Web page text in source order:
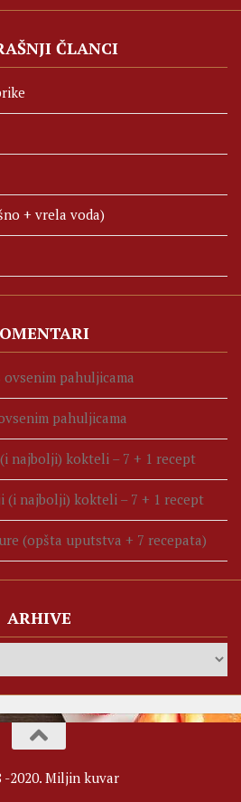
ČLANCI
+ vrela voda)
ovsenim pahuljicama
pahuljicama
najbolji) kokteli – 7 + 1 recept
(i najbolji) kokteli – 7 + 1 recept
(opšta uputstva + 7 recepata)
ARHIVE
-2020. Miljin kuvar